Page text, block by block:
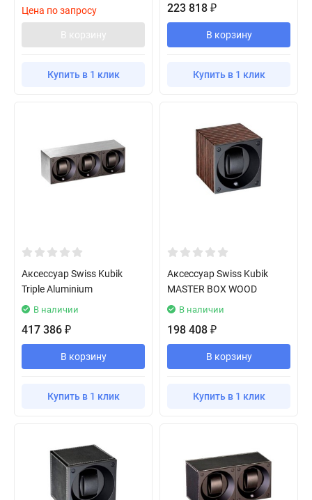
Цена по запросу
В корзину
Купить в 1 клик
223 818 ₽
В корзину
Купить в 1 клик
Аксессуар Swiss Kubik
Triple Aluminium
В наличии
417 386 ₽
В корзину
Купить в 1 клик
Аксессуар Swiss Kubik
MASTER BOX WOOD
В наличии
198 408 ₽
В корзину
Купить в 1 клик